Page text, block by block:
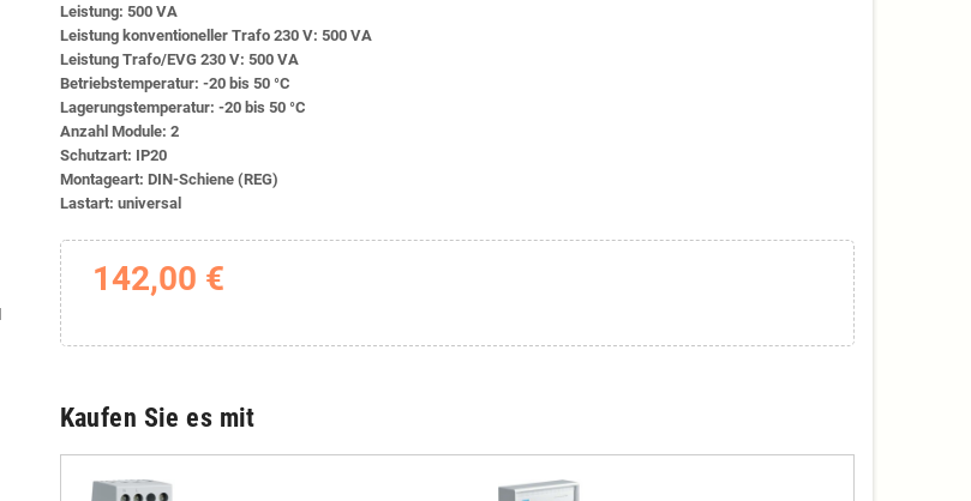
Leistung: 500 VA
Leistung konventioneller Trafo 230 V: 500 VA
Leistung Trafo/EVG 230 V: 500 VA
Betriebstemperatur: -20 bis 50 °C
Lagerungstemperatur: -20 bis 50 °C
Anzahl Module: 2
Schutzart: IP20
Montageart: DIN-Schiene (REG)
Lastart: universal
142,00 €
Kaufen Sie es mit